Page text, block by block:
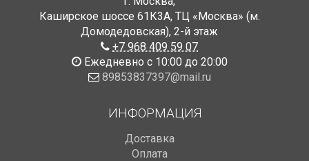
Каширское шоссе 61К3А, ТЦ «Москва» (м.
Домодедовская), 2-й этаж
+7 968 409 59 07
Ежедневно с 10:00 до 20:00
89853837397@mail.ru
ИНФОРМАЦИЯ
Доставка
Оплата